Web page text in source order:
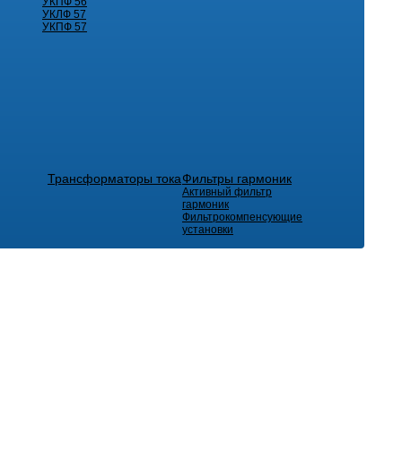
УКЛФ 57
УКПФ 57
Трансформаторы токаФильтры гармоник
Активный фильтр
гармоник
Фильтрокомпенсующие
установки